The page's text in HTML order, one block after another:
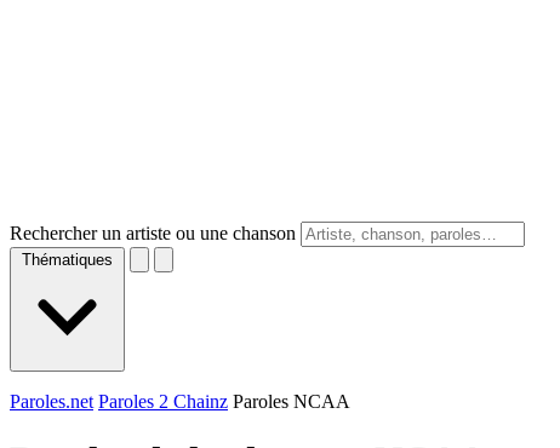
Rechercher un artiste ou une chanson
Thématiques
Paroles.net Paroles 2 Chainz Paroles NCAA